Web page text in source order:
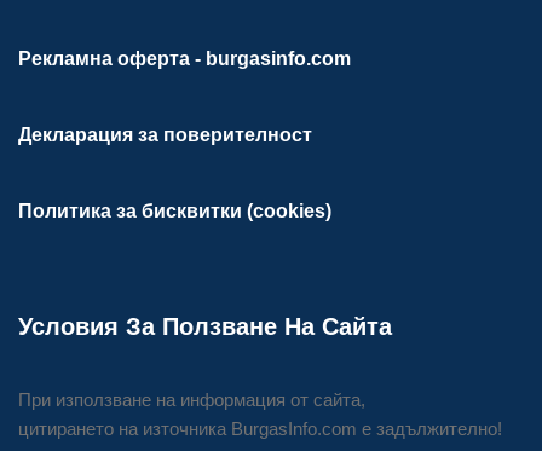
Рекламна оферта - burgasinfo.com
Декларация за поверителност
Политика за бисквитки (cookies)
Условия За Ползване На Сайта
При използване на информация от сайта,
цитирането на източника BurgasInfo.com е задължително!